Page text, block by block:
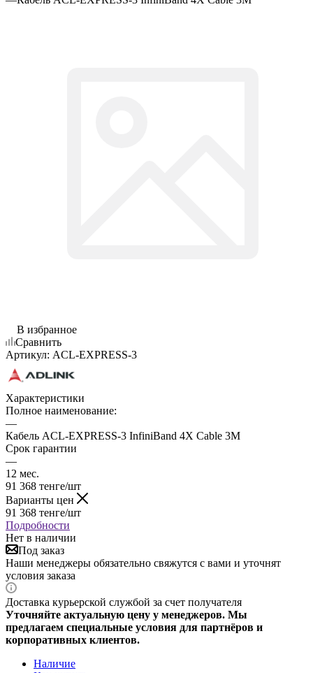
В избранное
Сравнить
Артикул: ACL-EXPRESS-3
Характеристики
Полное наименование:
—
Кабель ACL-EXPRESS-3 InfiniBand 4X Cable 3M
Срок гарантии
—
12 мес.
91 368 тенге/шт
Варианты цен
91 368 тенге/шт
Подробности
Нет в наличии
Под заказ
Наши менеджеры обязательно свяжутся с вами и уточнят
условия заказа
Доставка курьерской службой за счет получателя
Уточняйте актуальную цену у менеджеров. Мы
предлагаем специальные условия для партнёров и
корпоративных клиентов.
Наличие